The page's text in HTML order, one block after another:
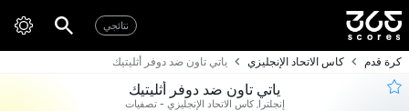
نتائجي
كرة قدم كاس الاتحاد الإنجليزي ياتي تاون ضد دوفر أثليتيك
ياتي تاون ضد دوفر أثليتيك
إنجلترا, كاس الاتحاد الإنجليزي - تصفيات